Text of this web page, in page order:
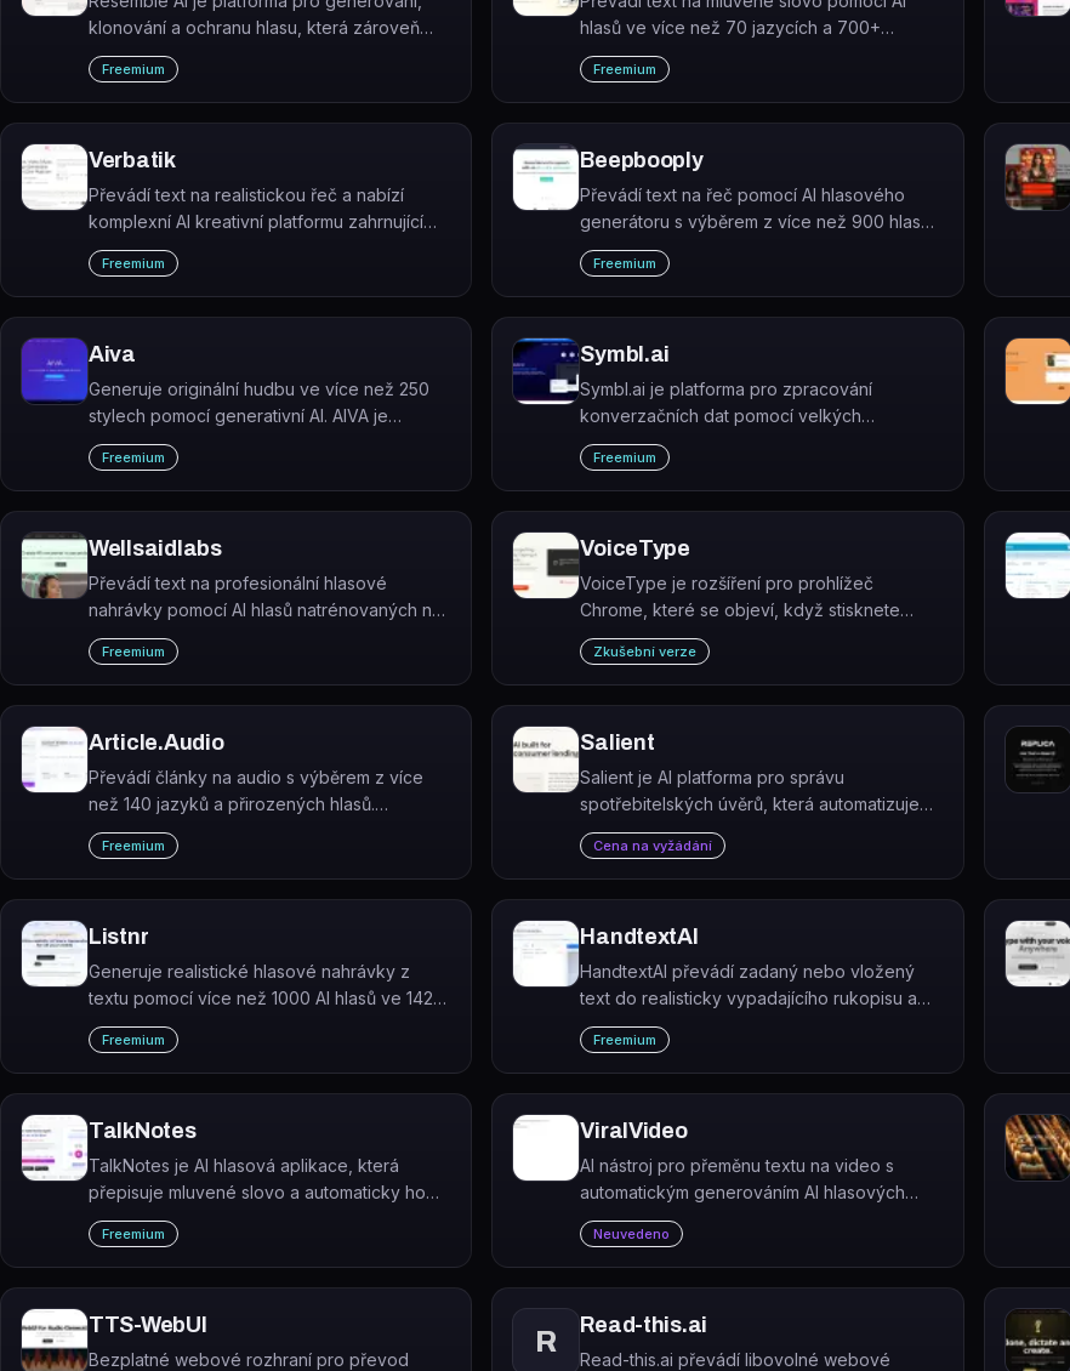
klonování a ochranu hlasu, která zároveň
detekuje deepfaky v audu, obrazu i videu.
Freemium
hlasů ve více než 70 jazycích a 700+
hlasech. Výstup lze stáhnout ve formátech
MP3 a WAV.
Freemium
Verbatik
Převádí text na realistickou řeč a nabízí
komplexní AI kreativní platformu zahrnující
klonování hlasu, generování videí, hudby,
obrázků a zvukových efektů.
Freemium
Beepbooply
Převádí text na řeč pomocí AI hlasového
generátoru s výběrem z více než 900 hlasů
ve více než 80 jazycích.
Freemium
Aiva
Generuje originální hudbu ve více než 250
stylech pomocí generativní AI. AIVA je
hudební asistent, který vytváří skladby
během několika sekund.
Freemium
Symbl.ai
Symbl.ai je platforma pro zpracování
konverzačních dat pomocí velkých
jazykových modelů, která převádí
nestrukturované konverzace na znalosti,
události a přehledy.
Freemium
Wellsaidlabs
Převádí text na profesionální hlasové
nahrávky pomocí AI hlasů natrénovaných na
skutečných hercích. WellSaid Labs je
generátor řeči z textu určený pro týmy
tvořící hlasový obsah.
Freemium
VoiceType
VoiceType je rozšíření pro prohlížeč
Chrome, které se objeví, když stisknete
tlačítko Nová zpráva nebo Odpovědět ve
svém Gmailu.
Zkušební verze
Article.Audio
Převádí články na audio s výběrem z více
než 140 jazyků a přirozených hlasů.
Podporuje vstup přes webový odkaz, text,
dokument, PDF i fotografii.
Freemium
Salient
Salient je AI platforma pro správu
spotřebitelských úvěrů, která automatizuje
inkaso pohledávek, servisování, regulatorní
audity, pojistné nároky a řešení sporů.
Cena na vyžádání
Listnr
Generuje realistické hlasové nahrávky z
textu pomocí více než 1000 AI hlasů ve 142+
jazycích. Podporuje také klonování vlastního
hlasu a tvorbu vícejazyčného obsahu.
Freemium
HandtextAI
HandtextAI převádí zadaný nebo vložený
text do realisticky vypadajícího rukopisu a
generuje tisknutelné stránky ve stylu sešitu.
Freemium
TalkNotes
TalkNotes je AI hlasová aplikace, která
přepisuje mluvené slovo a automaticky ho
strukturuje do textových formátů, jako jsou
poznámky, úkoly nebo blogové příspěvky.
Freemium
ViralVideo
AI nástroj pro přeměnu textu na video s
automatickým generováním AI hlasových
záznamů (voiceovers).
Neuvedeno
TTS-WebUI
Bezplatné webové rozhraní pro převod
R
Read-this.ai
Read-this.ai převádí libovolné webové